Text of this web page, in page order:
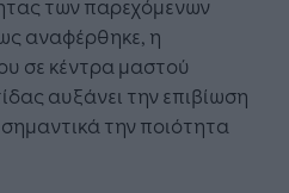
των παρεχόμενων
αναφέρθηκε, η
σε κέντρα μαστού
αυξάνει την επιβίωση
σημαντικά την ποιότητα